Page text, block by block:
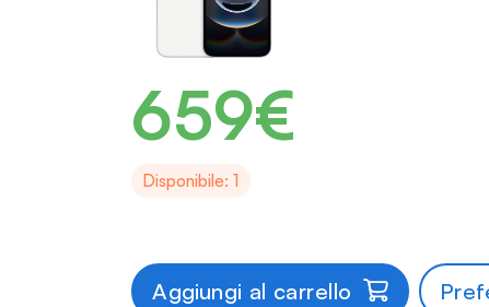
659€
Disponibile: 1
Aggiungi al carrello